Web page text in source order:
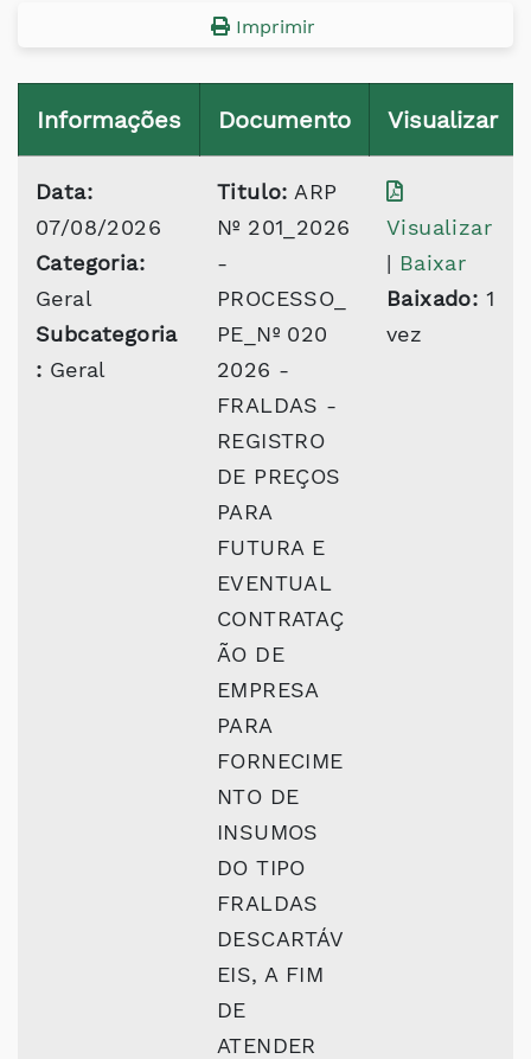
Imprimir
Informações Documento Visualizar
Data:
07/08/2026
Categoria:
Geral
Subcategoria
: Geral
Titulo: ARP
Nº 201_2026
-
PROCESSO_
PE_Nº 020
2026 -
FRALDAS -
REGISTRO
DE PREÇOS
PARA
FUTURA E
EVENTUAL
CONTRATAÇ
ÃO DE
EMPRESA
PARA
FORNECIME
NTO DE
INSUMOS
DO TIPO
FRALDAS
DESCARTÁV
EIS, A FIM
DE
ATENDER
Visualizar
| Baixar
Baixado: 1
vez